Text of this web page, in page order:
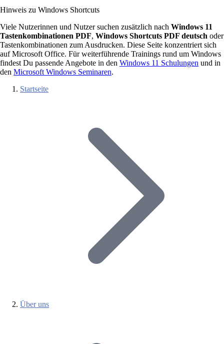
Hinweis zu Windows Shortcuts
Viele Nutzerinnen und Nutzer suchen zusätzlich nach Windows 11
Tastenkombinationen PDF, Windows Shortcuts PDF deutsch oder
Tastenkombinationen zum Ausdrucken. Diese Seite konzentriert sich
auf Microsoft Office. Für weiterführende Trainings rund um Windows
findest Du passende Angebote in den Windows 11 Schulungen und in
den Microsoft Windows Seminaren.
Startseite
Über uns